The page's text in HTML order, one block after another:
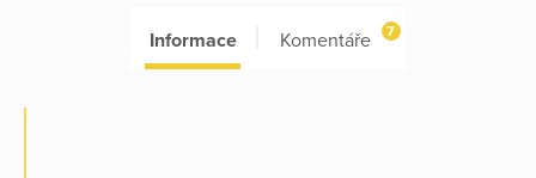
Informace Komentáře 7